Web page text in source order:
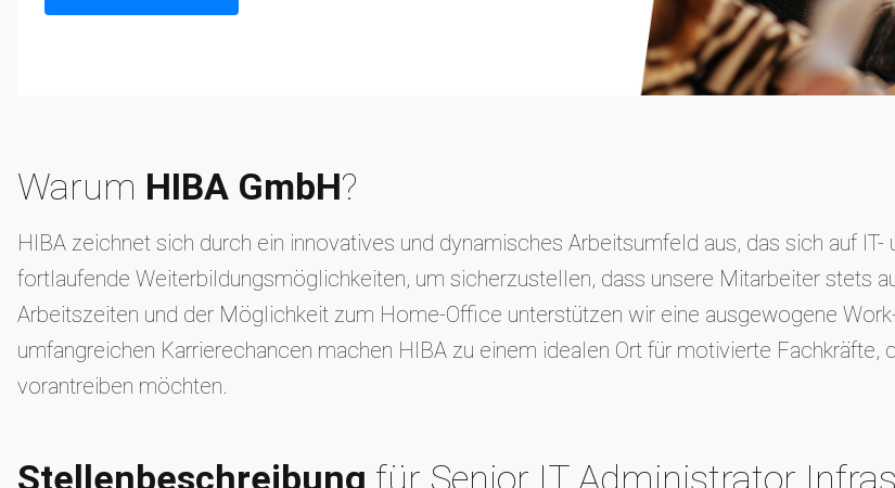
Warum HIBA GmbH?
HIBA zeichnet sich durch ein innovatives und dynamisches Arbeitsumfeld aus, das sich auf
fortlaufende Weiterbildungsmöglichkeiten, um sicherzustellen, dass unsere Mitarbeiter stets
Arbeitszeiten und der Möglichkeit zum Home-Office unterstützen wir eine ausgewogene
umfangreichen Karrierechancen machen HIBA zu einem idealen Ort für motivierte Fachkräfte,
vorantreiben möchten.
Stellenbeschreibung für Senior IT Administrator